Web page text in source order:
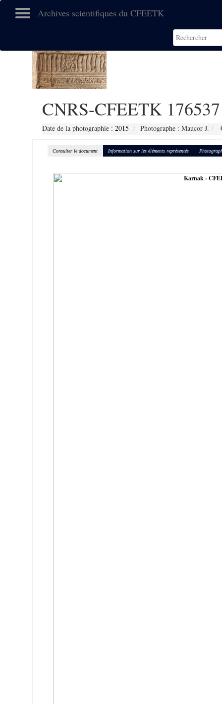
Archives scientifiques du CFEETK
CNRS-CFEETK 176537
Date de la photographie : 2015 Photographe : Maucor J.
Consulter le document Information sur les éléments représentés